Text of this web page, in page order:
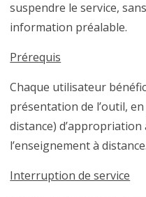
suspendre le service,
information préalable.
Prérequis
Chaque utilisateur
présentation de l’outil,
distance) d’appropriation
l’enseignement à distance.
Interruption de service